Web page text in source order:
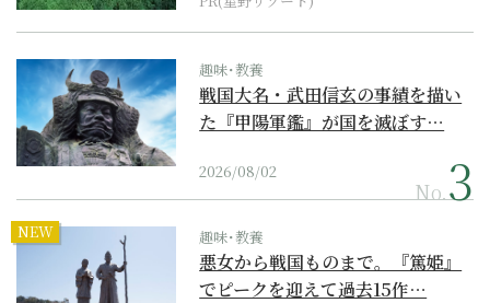
趣味･教養
戦国大名・武田信玄の事績を描い
た『甲陽軍鑑』が国を滅ぼす…
2026/08/02
No.
NEW 趣味･教養
悪女から戦国ものまで。『篤姫』
でピークを迎えて過去15作…